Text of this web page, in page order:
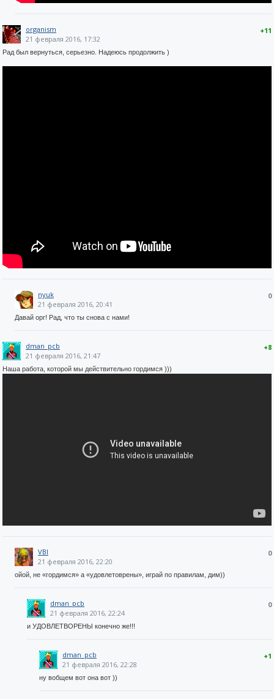
+11
organism
21 февраля 2016, 17:32
Рад был вернуться, серьезно. Надеюсь продолжить )
0
nyuk
21 февраля 2016, 20:41
Давай орг! Рад, что ты снова с нами!
+8
dman_pcb
21 февраля 2016, 21:47
Наша работа, которой мы действительно гордимся )))
0
VBI
21 февраля 2016, 22:20
ойой, не «гордимся» а «удовлетоврены», играй по правилам, дим))
0
dman_pcb
21 февраля 2016, 22:24
и УДОВЛЕТВОРЕНЫ конечно же!!!
+1
dman_pcb
21 февраля 2016, 22:28
ну вобщем вот она вот ))